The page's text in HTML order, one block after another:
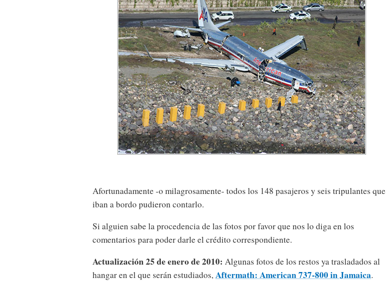
Afortunadamente -o milagrosamente- todos los 148 pasajeros y seis tripulantes que
iban a bordo pudieron contarlo.
Si alguien sabe la procedencia de las fotos por favor que nos lo diga en los
comentarios para poder darle el crédito correspondiente.
Actualización 25 de enero de 2010: Algunas fotos de los restos ya trasladados al
hangar en el que serán estudiados,Aftermath: American 737-800 in Jamaica.